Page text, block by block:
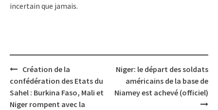
incertain que jamais.
Post
navigation
Création de la
confédération des Etats du
Sahel : Burkina Faso, Mali et
Niger rompent avec la
Niger: le départ des soldats
américains de la base de
Niamey est achevé (officiel)